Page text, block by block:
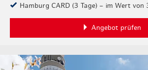
Hamburg CARD (3 Tage) – im Wert von
Angebot prüfen